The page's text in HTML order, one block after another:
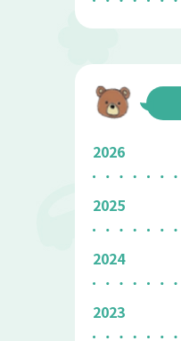
2026
2025
2024
2023